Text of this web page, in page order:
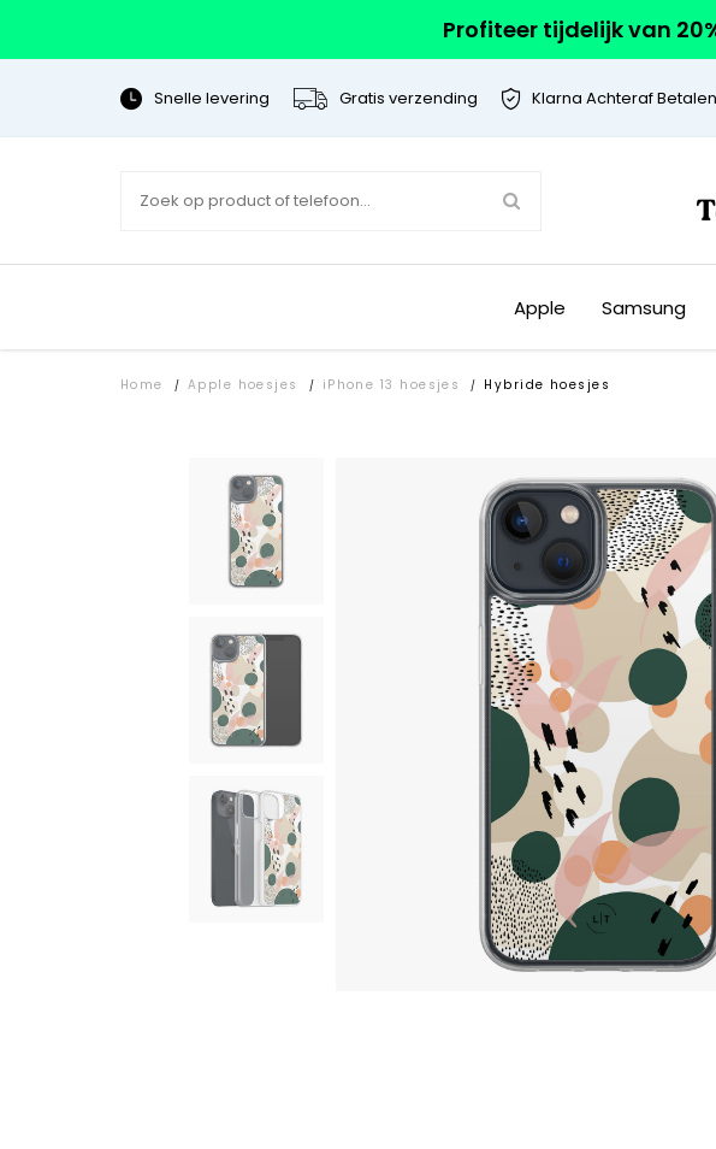
Profiteer tijdelijk van
Snelle levering Gratis verzending Klarna Achteraf
Apple Samsung
Home / Apple hoesjes / iPhone 13 hoesjes / Hybride hoesjes